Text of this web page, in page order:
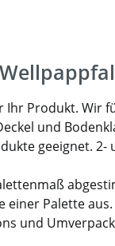
Produkt. Wir
und
geeignet.
Palette
und